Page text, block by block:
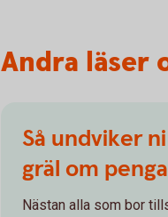
Andra läser
Så undviker
gräl om
Nästan alla som bor